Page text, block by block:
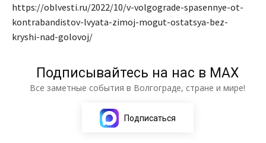
https://oblvesti.ru/2022/10/v-volgograde-spasennye-ot-
kontrabandistov-lvyata-zimoj-mogut-ostatsya-bez-
kryshi-nad-golovoj/
Подписывайтесь на нас в МАХ
Все заметные события в Волгограде, стране и мире!
Подписаться